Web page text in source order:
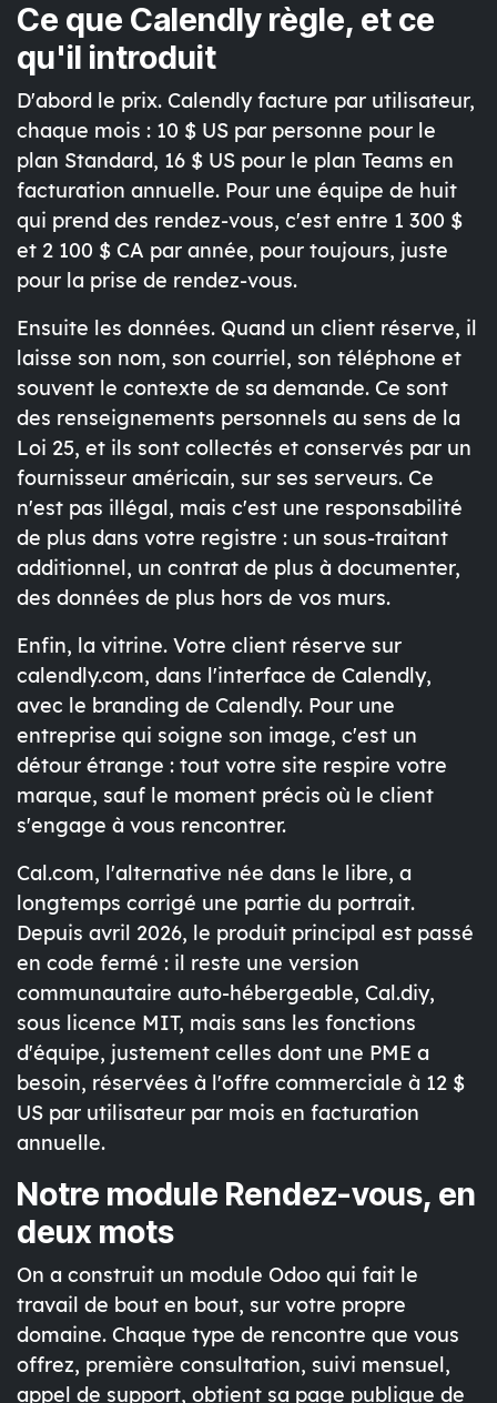
Ce que Calendly règle, et ce
qu'il introduit
D'abord le prix. Calendly facture par utilisateur,
chaque mois : 10 $ US par personne pour le
plan Standard, 16 $ US pour le plan Teams en
facturation annuelle. Pour une équipe de huit
qui prend des rendez-vous, c'est entre 1 300 $
et 2 100 $ CA par année, pour toujours, juste
pour la prise de rendez-vous.
Ensuite les données. Quand un client réserve, il
laisse son nom, son courriel, son téléphone et
souvent le contexte de sa demande. Ce sont
des renseignements personnels au sens de la
Loi 25, et ils sont collectés et conservés par un
fournisseur américain, sur ses serveurs. Ce
n'est pas illégal, mais c'est une responsabilité
de plus dans votre registre : un sous-traitant
additionnel, un contrat de plus à documenter,
des données de plus hors de vos murs.
Enfin, la vitrine. Votre client réserve sur
calendly.com, dans l'interface de Calendly,
avec le branding de Calendly. Pour une
entreprise qui soigne son image, c'est un
détour étrange : tout votre site respire votre
marque, sauf le moment précis où le client
s'engage à vous rencontrer.
Cal.com, l'alternative née dans le libre, a
longtemps corrigé une partie du portrait.
Depuis avril 2026, le produit principal est passé
en code fermé : il reste une version
communautaire auto-hébergeable, Cal.diy,
sous licence MIT, mais sans les fonctions
d'équipe, justement celles dont une PME a
besoin, réservées à l'offre commerciale à 12 $
US par utilisateur par mois en facturation
annuelle.
Notre module Rendez-vous, en
deux mots
On a construit un module Odoo qui fait le
travail de bout en bout, sur votre propre
domaine. Chaque type de rencontre que vous
offrez, première consultation, suivi mensuel,
appel de support, obtient sa page publique de